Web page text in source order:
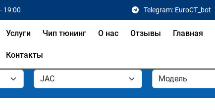
19:00 Telegram: EuroCT_bot
Услуги Чип тюнинг О нас Отзывы Главная
Контакты